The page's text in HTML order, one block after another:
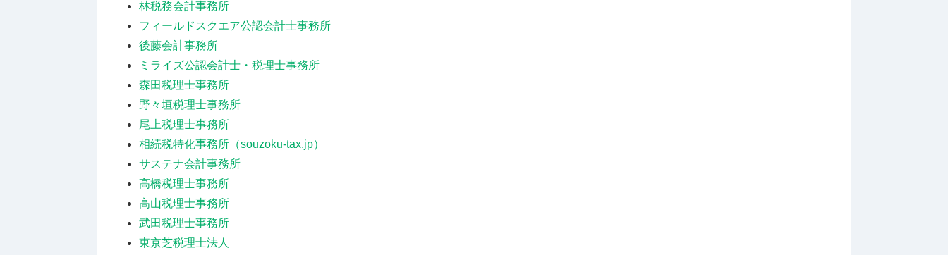
林税務会計事務所
フィールドスクエア公認会計士事務所
後藤会計事務所
ミライズ公認会計士・税理士事務所
森田税理士事務所
野々垣税理士事務所
尾上税理士事務所
相続税特化事務所（souzoku-tax.jp）
サステナ会計事務所
高橋税理士事務所
高山税理士事務所
武田税理士事務所
東京芝税理士法人